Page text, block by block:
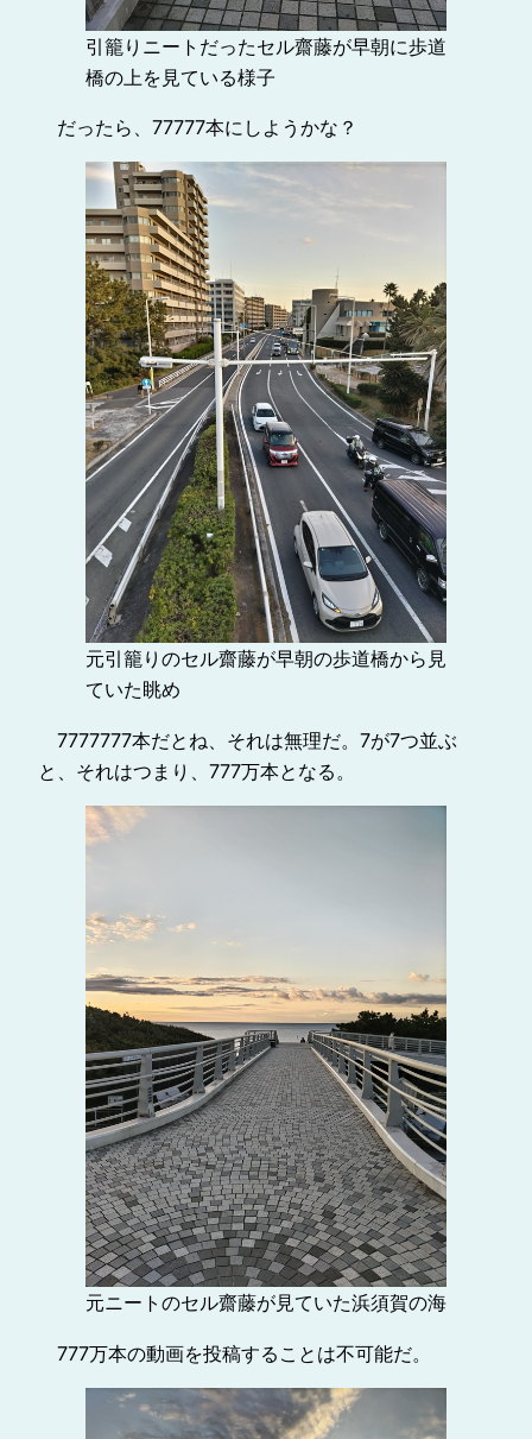
引籠りニートだったセル齋藤が早朝に歩道
橋の上を見ている様子
だったら、77777本にしようかな？
元引籠りのセル齋藤が早朝の歩道橋から見
ていた眺め
7777777本だとね、それは無理だ。7が7つ並ぶ
と、それはつまり、777万本となる。
元ニートのセル齋藤が見ていた浜須賀の海
777万本の動画を投稿することは不可能だ。